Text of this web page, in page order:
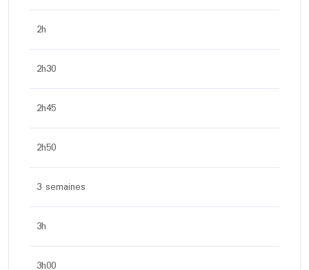
2h
2h30
2h45
2h50
3 semaines
3h
3h00